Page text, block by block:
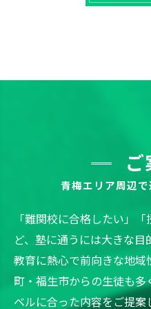
青梅エリア周辺
「難関校に合格したい」
ど、塾に通うには大きな目
教育に熱心で前向きな地
町・福生市からの生徒も
ベルに合った内容をご提